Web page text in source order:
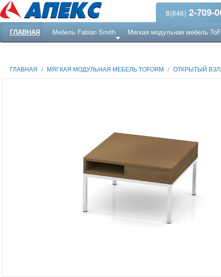
8(846) 2-709-
ГЛАВНАЯ Мебель Fabian Smith Мягкая модульная мебель
ГЛАВНАЯ / МЯГКАЯ МОДУЛЬНАЯ МЕБЕЛЬ TOFORM / ОТКРЫТЫЙ